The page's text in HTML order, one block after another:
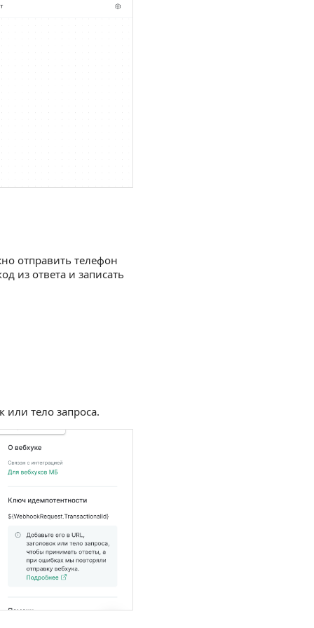
отправить телефон
из ответа и записать
или тело запроса.